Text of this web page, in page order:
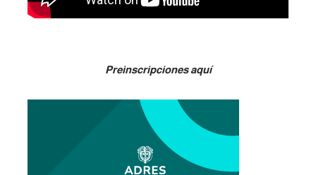
Preinscripciones aquí